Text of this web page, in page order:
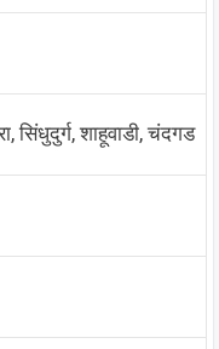
सिंधुदुर्ग, शाहूवाडी, चंदगड